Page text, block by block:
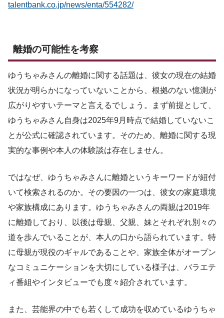
talentbank.co.jp/news/enta/554282/
離婚の可能性を考察
ゆうちゃみさんの離婚に関する話題は、彼女の現在の結婚
状況が明らかになっていないことから、根拠のない憶測が
広がりやすいテーマと言えるでしょう。まず前提として、
ゆうちゃみさん自身は2025年9月時点で結婚していないこ
とが公式に確認されています。そのため、離婚に関する現
実的な事例や本人の体験談は存在しません。
ではなぜ、ゆうちゃみさんに離婚というキーワードが紐付
いて検索されるのか。その要因の一つは、彼女の家庭環境
や家族構成にあります。ゆうちゃみさんの両親は2019年
に離婚しており、以後は母親、父親、妹とそれぞれ別々の
道を歩んでいることが、本人の口から語られています。特
に母親が現役のギャルであることや、家族全体がオープン
なコミュニケーションを大切にしている様子は、バラエテ
ィ番組やインタビューでも度々紹介されています。
また、芸能界の中でも若くして成功を収めているゆうちゃ